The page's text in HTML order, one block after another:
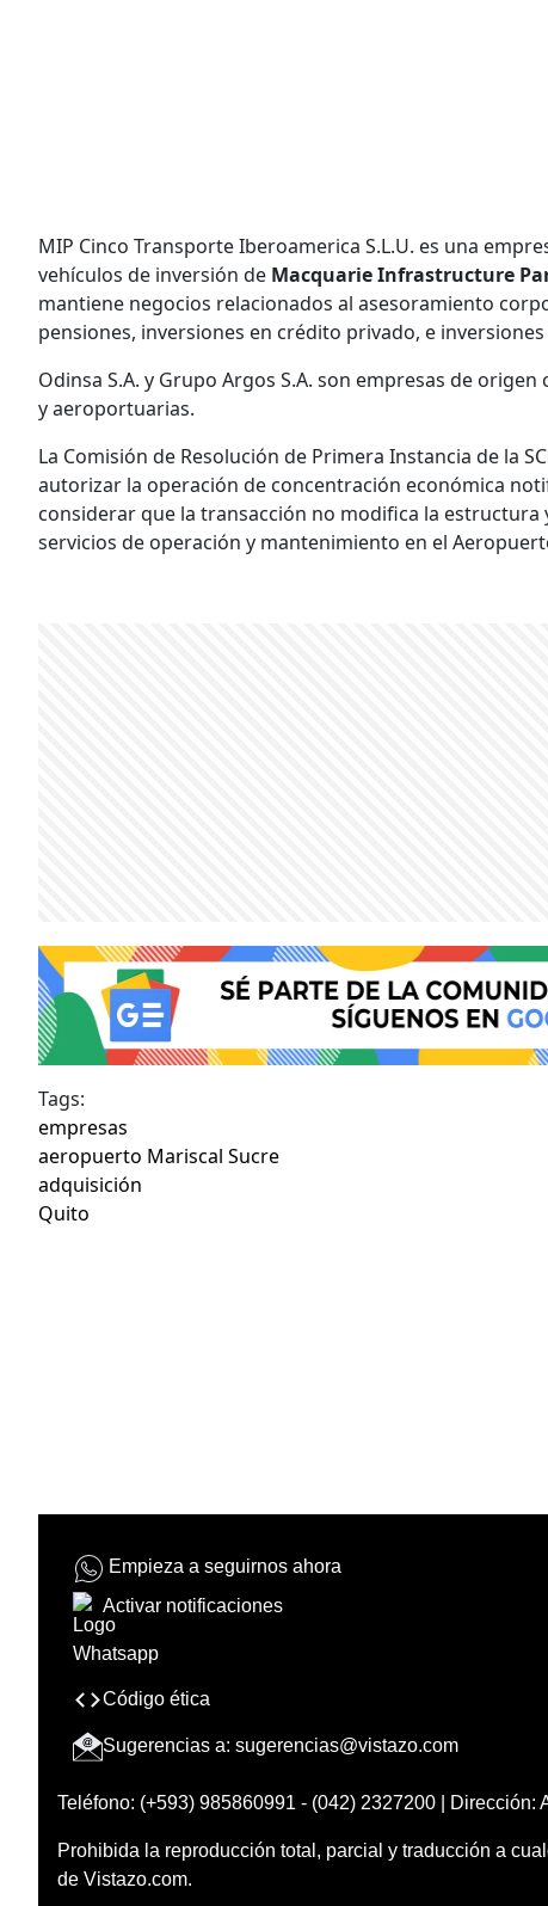
MIP Cinco Transporte Iberoamerica S.L.U. es una
vehículos de inversión de Macquarie Infrastructure
mantiene negocios relacionados al asesoramiento
pensiones, inversiones en crédito privado, e
Odinsa S.A. y Grupo Argos S.A. son empresas de
y aeroportuarias.
La Comisión de Resolución de Primera Instancia de la
autorizar la operación de concentración económica
considerar que la transacción no modifica la
servicios de operación y mantenimiento en el
Tags:
empresas
aeropuerto Mariscal Sucre
adquisición
Quito
Empieza a seguirnos ahora
Activar notificaciones
Código ética
Sugerencias a: sugerencias@vistazo.com
Teléfono: (+593) 985860991 - (042) 2327200 | Dirección:
Prohibida la reproducción total, parcial y traducción a
de Vistazo.com.